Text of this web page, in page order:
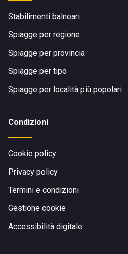
Stabilimenti balneari
Spiagge per regione
Spiagge per provincia
Spiagge per tipo
Spiagge per località più popolari
Condizioni
Cookie policy
Privacy policy
Termini e condizioni
Gestione cookie
Accessibilità digitale